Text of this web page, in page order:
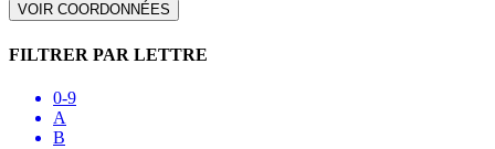
VOIR COORDONNÉES
FILTRER PAR LETTRE
0-9
A
B